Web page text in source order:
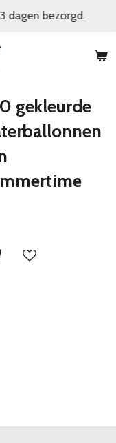
dagen bezorgd.
gekleurde